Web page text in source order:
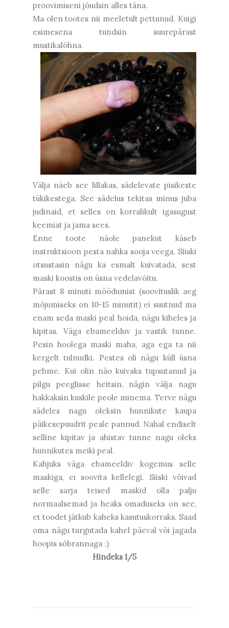
proovimiseni jõudsin alles täna.
Ma olen tootes nii meeletult pettunud. Kuigi
esimesena tundsin suurepärast
mustikalõhna.
Välja näeb see lillakas, sädelevate pisikeste
tükikestega. See sädelus tekitas minus juba
judinaid, et selles on korralikult igasugust
keemiat ja jama sees.
Enne toote näole panekut käseb
instruktsioon pesta nahka sooja veega. Siiski
otsustasin nägu ka esmalt kuivatada, sest
maski koostis on üsna vedelavõitu.
Pärast 8 minuti möödumist (soovituslik aeg
mõjumiseks on 10-15 minutit) ei suutnud ma
enam seda maski peal hoida, nägu kiheles ja
kipitas. Väga ebameelduv ja vastik tunne.
Pesin hoolega maski maha, aga ega ta nii
kergelt tulnudki. Pestes oli nägu küll üsna
pehme. Kui olin näo kuivaks tupsutanud ja
pilgu peeglisse heitsin, nägin välja nagu
hakkaksin kuskile peole minema. Terve nägu
sädeles nagu oleksin hunnikute kaupa
päikesepuudrit peale pannud. Nahal endiselt
selline kipitav ja ahistav tunne nagu oleks
hunnikutes meiki peal.
Kahjuks väga ebameeldiv kogemus selle
maskiga, ei soovita kellelegi. Siiski võivad
selle sarja teised maskid olla palju
normaalsemad ja heaks omaduseks on see,
et toodet jätkub kaheks kasutuskorraks. Saad
oma nägu turgutada kahel päeval või jagada
hoopis sõbrannaga :)
Hindeks 1/5